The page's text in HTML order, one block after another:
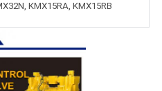
KMX15RA, KMX15RB